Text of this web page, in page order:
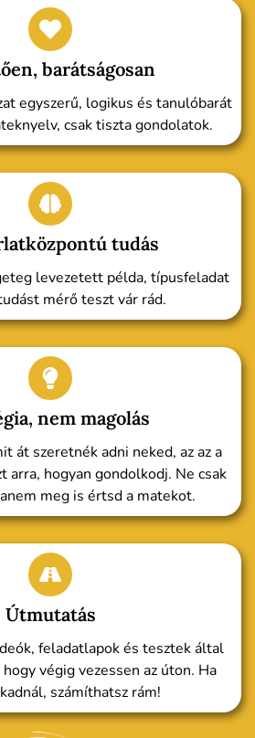
barátságosan
egyszerű, logikus és tanulóbarát
csak tiszta gondolatok.
tudás
levezetett példa, típusfeladat
mérő teszt vár rád.
nem magolás
át szeretnék adni neked, az az a
arra, hogyan gondolkodj. Ne csak
meg is értsd a matekot.
Útmutatás
feladatlapok és tesztek által
végig vezessen az úton. Ha
számíthatsz rám!